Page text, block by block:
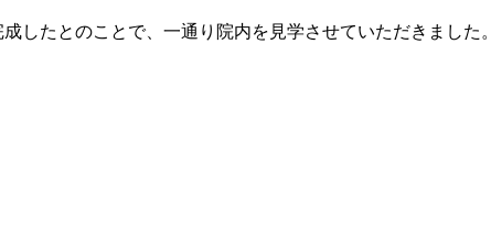
したとのことで、一通り院内を見学させていただきました。